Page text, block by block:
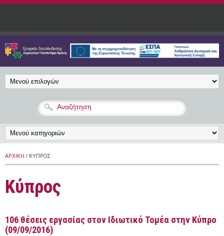
Παράκαμψη προς το κυρίως περιεχόμενο
ΑΡΧΙΚΉ / ΚΎΠΡΟΣ
Κύπρος
106 θέσεις εργασίας στον Ιδιωτικό Τομέα στην Κύπρο
(09/09/2016)